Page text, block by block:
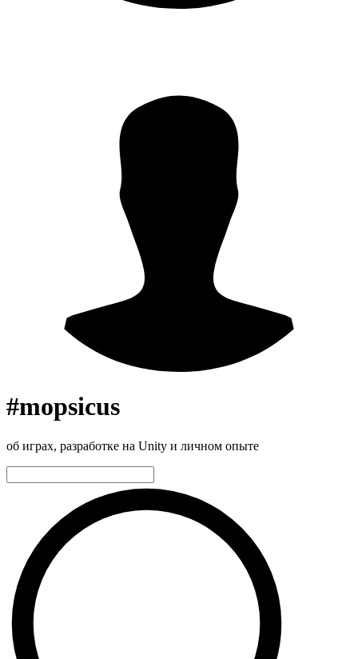
#mopsicus
об играх, разработке на Unity и личном опыте